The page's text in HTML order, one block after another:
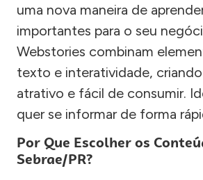
uma nova maneira de
importantes para o seu
Webstories combinam
texto e interatividade,
atrativo e fácil de consumir.
quer se informar de forma
Por Que Escolher os
Sebrae/PR?